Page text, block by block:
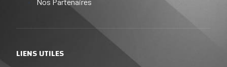
LIENS UTILES